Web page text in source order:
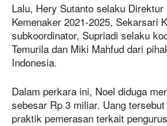
Lalu, Hery Sutanto selaku Direktur
Kemenaker 2021-2025, Sekarsari
subkoordinator, Supriadi selaku
Temurila dan Miki Mahfud dari
Indonesia.
Dalam perkara ini, Noel diduga
sebesar Rp 3 miliar. Uang
praktik pemerasan terkait